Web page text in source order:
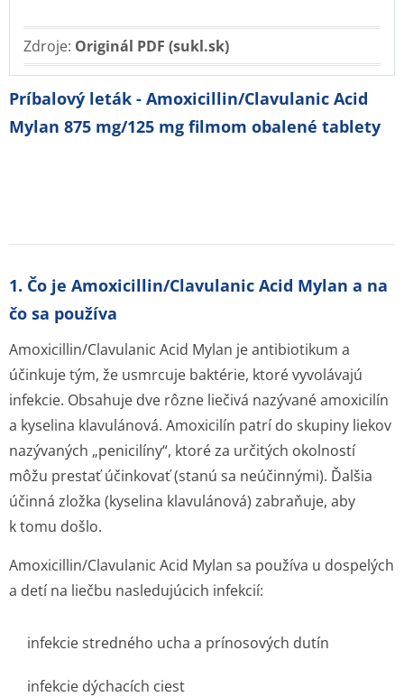
Zdroje: Originál PDF (sukl.sk)
Príbalový leták - Amoxicillin/Clavulanic Acid
Mylan 875 mg/125 mg filmom obalené tablety
1. Čo je Amoxicillin/Clavulanic Acid Mylan a na
čo sa používa
Amoxicillin/Cla­vulanic Acid Mylan je antibiotikum a
účinkuje tým, že usmrcuje baktérie, ktoré vyvolávajú
infekcie. Obsahuje dve rôzne liečivá nazývané amoxicilín
a kyselina klavulánová. Amoxicilín patrí do skupiny liekov
nazývaných „penicilíny“, ktoré za určitých okolností
môžu prestať účinkovať (stanú sa neúčinnými). Ďalšia
účinná zložka (kyselina klavulánová) zabraňuje, aby
k tomu došlo.
Amoxicillin/Cla­vulanic Acid Mylan sa používa u dospelých
a detí na liečbu nasledujúcich infekcií:
infekcie stredného ucha a prínosových dutín
infekcie dýchacích ciest